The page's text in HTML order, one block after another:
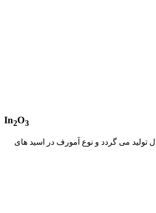
In2O3
تولید می گردد و نوع آمورف در اسید های